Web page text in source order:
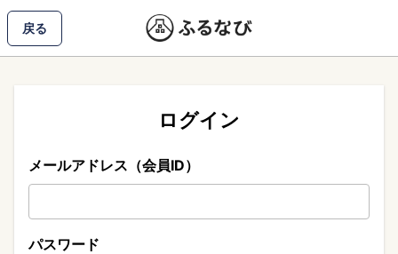
戻る
ログイン
メールアドレス（会員ID）
パスワード